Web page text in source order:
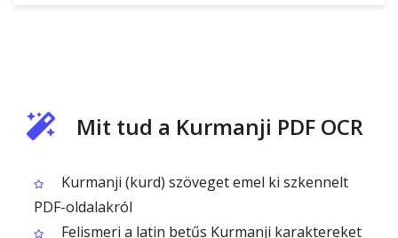
Mit tud a Kurmanji PDF OCR
Kurmanji (kurd) szöveget emel ki szkennelt
PDF-oldalakról
Felismeri a latin betűs Kurmanji karaktereket